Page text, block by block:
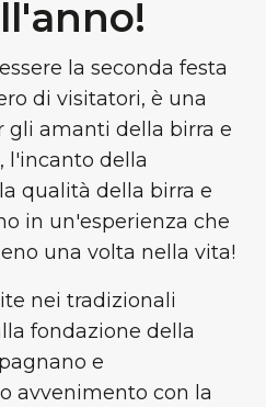
la seconda festa
di visitatori, è una
gli amanti della birra e
l'incanto della
qualità della birra e
in un'esperienza che
una volta nella vita!
nei tradizionali
fondazione della
e
avvenimento con la